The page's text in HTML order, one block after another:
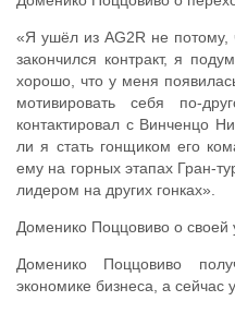
«Я ушёл из AG2R не потому,
закончился контракт, я
хорошо, что у меня
мотивировать себя по-
контактировал с Винченцо
ли я стать гонщиком его
ему на горных этапах Гран-
лидером на других гонках».
Доменико Поццовиво о своей
Доменико Поццовиво
экономике бизнеса, а сейчас